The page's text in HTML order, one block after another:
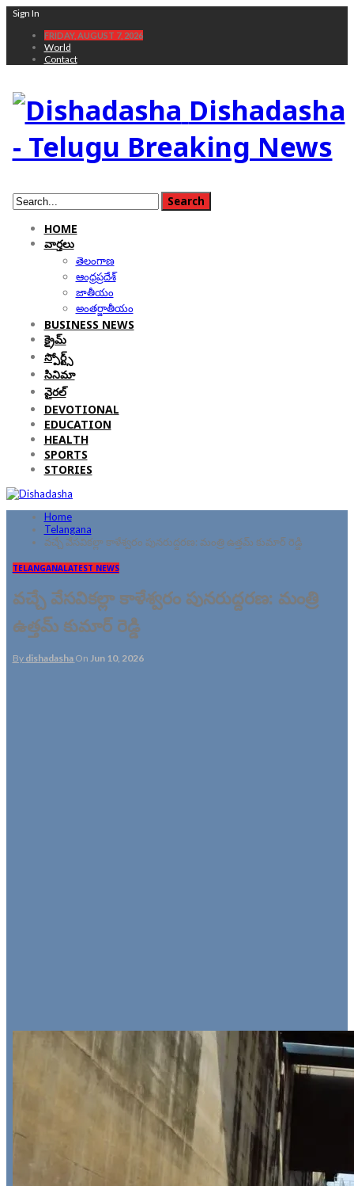
Sign In
FRIDAY, AUGUST 7, 2026
World
Contact
Dishadasha
- Telugu Breaking News
HOME
వార్తలు
తెలంగాణ
ఆంధ్రప్రదేశ్
జాతీయం
అంతర్జాతీయం
BUSINESS NEWS
క్రైమ్
స్పోర్ట్స్
సినిమా
వైరల్
DEVOTIONAL
EDUCATION
HEALTH
SPORTS
STORIES
Home
Telangana
వచ్చే వేసవికల్లా కాళేశ్వరం పునరుద్దరణ: మంత్రి ఉత్తమ్ కుమార్ రెడ్డి
TELANGANALATEST NEWS
వచ్చే వేసవికల్లా కాళేశ్వరం పునరుద్దరణ: మంత్రి
ఉత్తమ్ కుమార్ రెడ్డి
By dishadasha On Jun 10, 2026